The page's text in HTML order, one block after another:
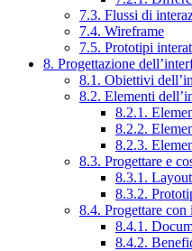
7.3. Flussi di
7.4. Wireframe
7.5. Prototipi
8. Progettazione
8.1. Obiettivi
8.2. Elementi
8.2.1.
8.2.2.
8.2.3.
8.3. Progettare e
8.3.1.
8.3.2.
8.4. Progettare con
8.4.1.
8.4.2.